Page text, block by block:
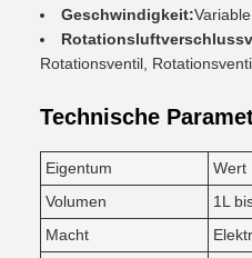
Geschwindigkeit:
Rotationsventil,
Technische
Eigentum
Wert
Volumen
1L
Macht